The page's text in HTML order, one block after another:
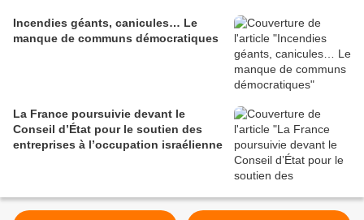
Incendies géants, canicules… Le
manque de communs démocratiques
La France poursuivie devant le
Conseil d’État pour le soutien des
entreprises à l’occupation israélienne